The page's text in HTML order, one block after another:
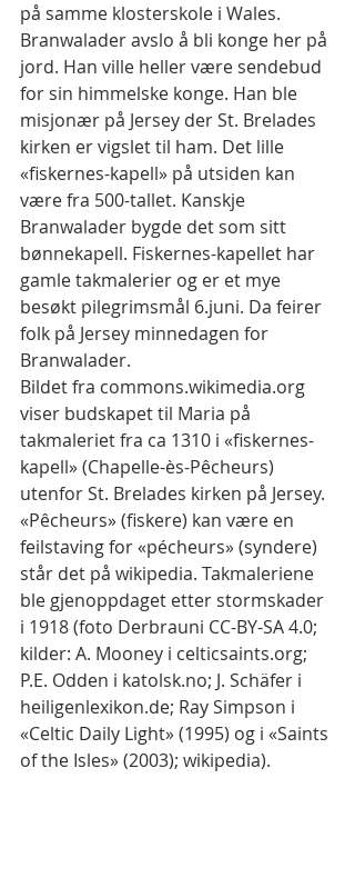
på samme klosterskole i Wales.
Branwalader avslo å bli konge her på
jord. Han ville heller være sendebud
for sin himmelske konge. Han ble
misjonær på Jersey der St. Brelades
kirken er vigslet til ham. Det lille
«fiskernes-kapell» på utsiden kan
være fra 500-tallet. Kanskje
Branwalader bygde det som sitt
bønnekapell. Fiskernes-kapellet har
gamle takmalerier og er et mye
besøkt pilegrimsmål 6.juni. Da feirer
folk på Jersey minnedagen for
Branwalader.
Bildet fra commons.wikimedia.org
viser budskapet til Maria på
takmaleriet fra ca 1310 i «fiskernes-
kapell» (Chapelle-ès-Pêcheurs)
utenfor St. Brelades kirken på Jersey.
«Pêcheurs» (fiskere) kan være en
feilstaving for «pécheurs» (syndere)
står det på wikipedia. Takmaleriene
ble gjenoppdaget etter stormskader
i 1918 (foto Derbrauni CC-BY-SA 4.0;
kilder: A. Mooney i celticsaints.org;
P.E. Odden i katolsk.no; J. Schäfer i
heiligenlexikon.de; Ray Simpson i
«Celtic Daily Light» (1995) og i «Saints
of the Isles» (2003); wikipedia).